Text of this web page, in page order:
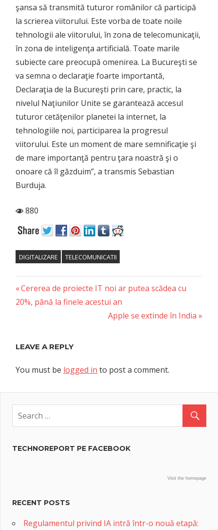
şansa să transmită tuturor românilor că participă
la scrierea viitorului. Este vorba de toate noile
tehnologii ale viitorului, în zona de telecomunicaţii,
în zona de inteligenţa artificială. Toate marile
subiecte care preocupă omenirea. La Bucureşti se
va semna o declaraţie foarte importantă,
Declaraţia de la Bucureşti prin care, practic, la
nivelul Naţiunilor Unite se garantează accesul
tuturor cetăţenilor planetei la internet, la
tehnologiile noi, participarea la progresul
viitorului. Este un moment de mare semnificaţie şi
de mare importanţă pentru ţara noastră şi o
onoare că îl găzduim”, a transmis Sebastian
Burduja.
880
DIGITALIZARE TELECOMUNICATII
Post
navigation
Previous
Post:
Cererea de proiecte IT noi ar putea scădea cu
20%, până la finele acestui an
Next
Apple se extinde în India
LEAVE A REPLY
You must be logged in to post a comment.
TECHNOREPORT PE FACEBOOK
Visit the homepage
RECENT POSTS
Regulamentul privind IA intră într-o nouă etapă: